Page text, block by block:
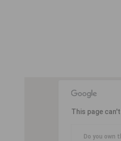
This page
Do you own